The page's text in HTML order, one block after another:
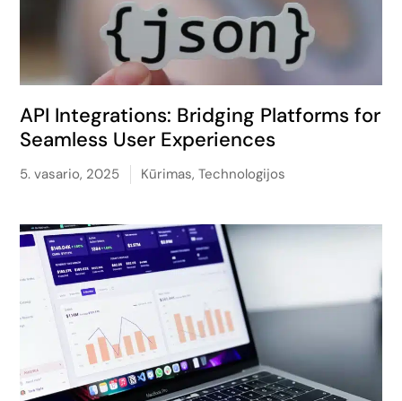
API Integrations: Bridging Platforms for
Seamless User Experiences
5. vasario, 2025 Kūrimas,Technologijos